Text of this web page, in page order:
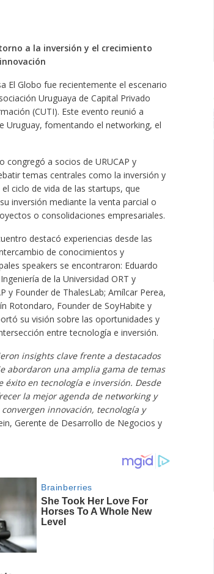
a la inversión y el crecimiento
El Globo fue recientemente el escenario
Uruguaya de Capital Privado
(CUTI). Este evento reunió a
Uruguay, fomentando el networking, el
congregó a socios de URUCAP y
temas centrales como la inversión y
ciclo de vida de las startups, que
inversión mediante la venta parcial o
o consolidaciones empresariales.
destacó experiencias desde las
de conocimientos y
speakers se encontraron: Eduardo
de la Universidad ORT y
y Founder de ThalesLab; Amílcar Perea,
Rotondaro, Founder de SoyHabite y
su visión sobre las oportunidades y
entre tecnología e inversión.
insights clave frente a destacados
abordaron una amplia gama de temas
en tecnología e inversión. Desde
la mejor agenda de networking y
innovación, tecnología y
Gerente de Desarrollo de Negocios y